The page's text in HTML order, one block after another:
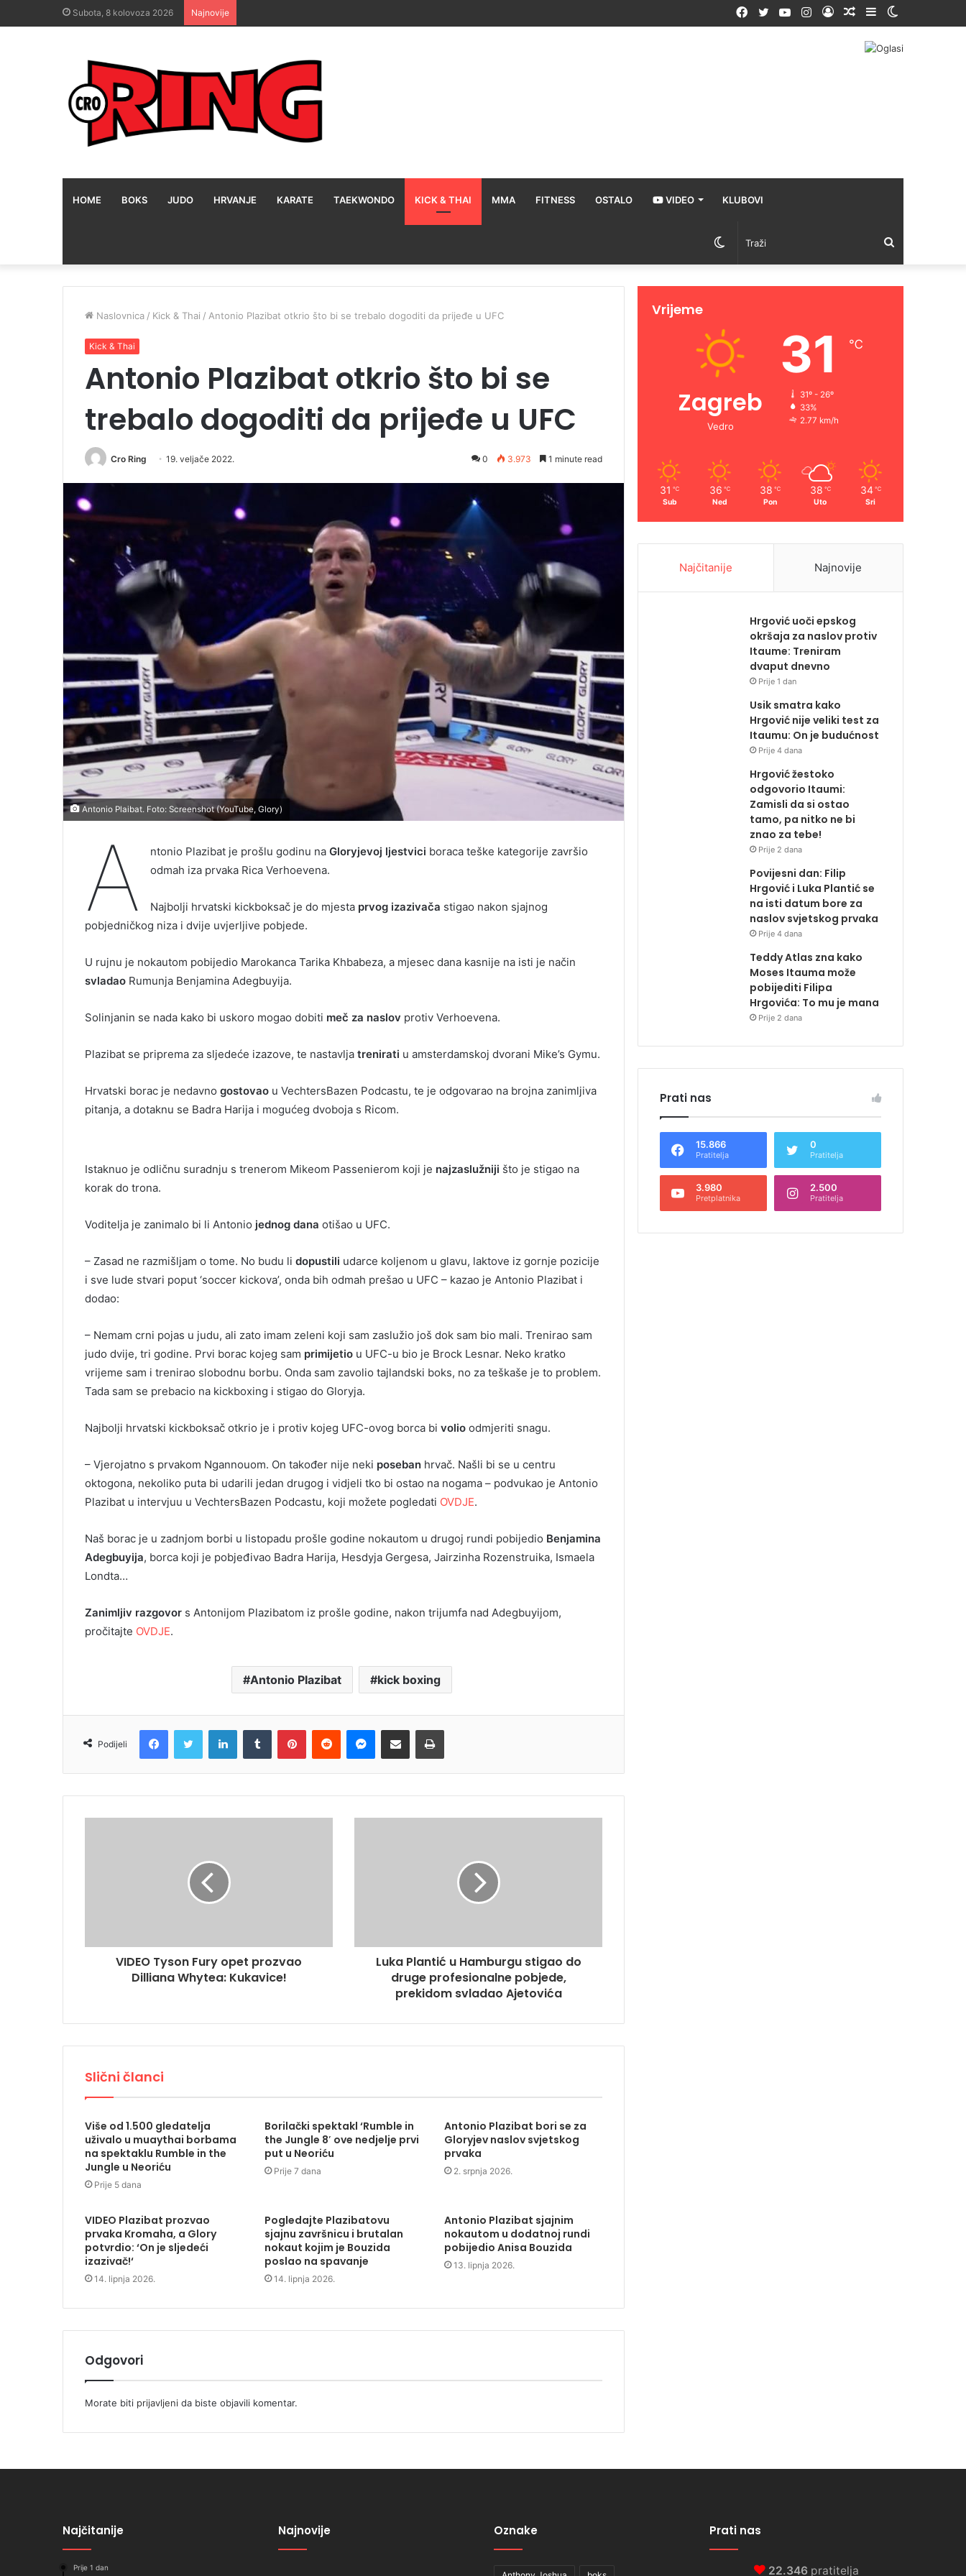
Subota, 8 kolovoza 2026 Najnovije Sidebar
Random
Prijava
Instagram
YouTube
Twitter
Facebook
HOME BOKS JUDO HRVANJE KARATE TAEKWONDO KICK & THAI MMA FITNESS OSTALO VIDEO KLUBOVI
Traži
Switch
skin
Naslovnica / Kick & Thai / Antonio Plazibat otkrio što bi se trebalo dogoditi da prijeđe u UFC
Kick & Thai
Antonio Plazibat otkrio što bi se
trebalo dogoditi da prijeđe u UFC
Cro Ring 19. veljače 2022. 0 3.973 1 minute read
Antonio Plaibat. Foto: Screenshot (YouTube, Glory)
A ntonio Plazibat je prošlu godinu na Gloryjevoj ljestvici boraca teške kategorije završio
odmah iza prvaka Rica Verhoevena.
Najbolji hrvatski kickboksač je do mjesta prvog izazivača stigao nakon sjajnog
pobjedničkog niza i dvije uvjerljive pobjede.
U rujnu je nokautom pobijedio Marokanca Tarika Khbabeza, a mjesec dana kasnije na isti je način
svladao Rumunja Benjamina Adegbuyija.
Solinjanin se nada kako bi uskoro mogao dobiti meč za naslov protiv Verhoevena.
Plazibat se priprema za sljedeće izazove, te nastavlja trenirati u amsterdamskoj dvorani Mike’s Gymu.
Hrvatski borac je nedavno gostovao u VechtersBazen Podcastu, te je odgovarao na brojna zanimljiva
pitanja, a dotaknu se Badra Harija i mogućeg dvoboja s Ricom.
Istaknuo je odličnu suradnju s trenerom Mikeom Passenierom koji je najzaslužniji što je stigao na
korak do trona.
Voditelja je zanimalo bi li Antonio jednog dana otišao u UFC.
– Zasad ne razmišljam o tome. No budu li dopustili udarce koljenom u glavu, laktove iz gornje pozicije
i sve lude stvari poput ‘soccer kickova’, onda bih odmah prešao u UFC – kazao je Antonio Plazibat i
dodao:
– Nemam crni pojas u judu, ali zato imam zeleni koji sam zaslužio još dok sam bio mali. Trenirao sam
judo dvije, tri godine. Prvi borac kojeg sam primijetio u UFC-u bio je Brock Lesnar. Neko kratko
vrijeme sam i trenirao slobodnu borbu. Onda sam zavolio tajlandski boks, no za teškaše je to problem.
Tada sam se prebacio na kickboxing i stigao do Gloryja.
Najbolji hrvatski kickboksač otkrio je i protiv kojeg UFC-ovog borca bi volio odmjeriti snagu.
– Vjerojatno s prvakom Ngannouom. On također nije neki poseban hrvač. Našli bi se u centru
oktogona, nekoliko puta bi udarili jedan drugog i vidjeli tko bi ostao na nogama – podvukao je Antonio
Plazibat u intervjuu u VechtersBazen Podcastu, koji možete pogledati OVDJE.
Naš borac je u zadnjom borbi u listopadu prošle godine nokautom u drugoj rundi pobijedio Benjamina
Adegbuyija, borca koji je pobjeđivao Badra Harija, Hesdyja Gergesa, Jairzinha Rozenstruika, Ismaela
Londta…
Zanimljiv razgovor s Antonijom Plazibatom iz prošle godine, nakon trijumfa nad Adegbuyijom,
pročitajte OVDJE.
Antonio Plazibat kick boxing
Podijeli
FacebookTwitter LinkedInTumblr PinterestReddit MessengerPodijeli e-mailom Ispis
VIDEO Tyson Fury opet prozvao
Dilliana Whytea: Kukavice!
Luka Plantić u Hamburgu stigao do
druge profesionalne pobjede,
prekidom svladao Ajetovića
Slični članci
Više od 1.500 gledatelja
uživalo u muaythai borbama
na spektaklu Rumble in the
Jungle u Neoriću
Prije 5 dana
Borilački spektakl ‘Rumble in
the Jungle 8′ ove nedjelje prvi
put u Neoriću
Prije 7 dana
Antonio Plazibat bori se za
Gloryjev naslov svjetskog
prvaka
2. srpnja 2026.
VIDEO Plazibat prozvao
prvaka Kromaha, a Glory
potvrdio: ‘On je sljedeći
izazivač!‘
14. lipnja 2026.
Pogledajte Plazibatovu
sjajnu završnicu i brutalan
nokaut kojim je Bouzida
poslao na spavanje
14. lipnja 2026.
Antonio Plazibat sjajnim
nokautom u dodatnoj rundi
pobijedio Anisa Bouzida
13. lipnja 2026.
Odgovori
Morate biti prijavljeni da biste objavili komentar.
Vrijeme
Zagreb
Vedro
31 ℃
31º - 26º
33%
2.77 km/h
31 ℃
Sub
36 ℃
Ned
38 ℃
Pon
38 ℃
Uto
34 ℃
Sri
Najčitanije Najnovije
Hrgović uoči epskog
okršaja za naslov protiv
Itaume: Treniram
dvaput dnevno
Prije 1 dan
Usik smatra kako
Hrgović nije veliki test za
Itaumu: On je budućnost
Prije 4 dana
Hrgović žestoko
odgovorio Itaumi:
Zamisli da si ostao
tamo, pa nitko ne bi
znao za tebe!
Prije 2 dana
Povijesni dan: Filip
Hrgović i Luka Plantić se
na isti datum bore za
naslov svjetskog prvaka
Prije 4 dana
Teddy Atlas zna kako
Moses Itauma može
pobijediti Filipa
Hrgovića: To mu je mana
Prije 2 dana
Prati nas
15.866
Pratitelja
0
Pratitelja
3.980
Pretplatnika
2.500
Pratitelja
Najčitanije
Prije 1 dan
Najnovije Oznake Prati nas
22.346 pratitelja